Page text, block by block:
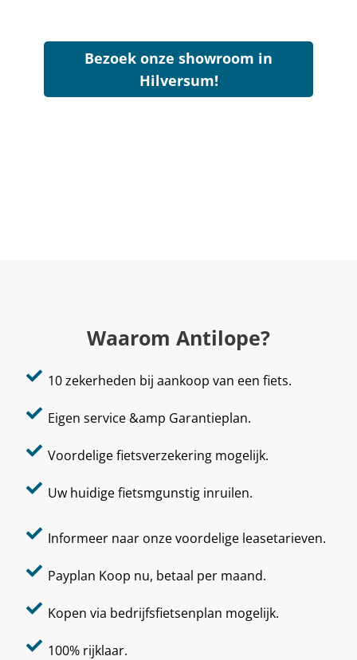
Bezoek onze showroom in
Hilversum!
Waarom Antilope?
10 zekerheden bij aankoop van een fiets.
Eigen service &amp Garantieplan.
Voordelige fietsverzekering mogelijk.
Uw huidige fietsmgunstig inruilen.
Informeer naar onze voordelige leasetarieven.
Payplan Koop nu, betaal per maand.
Kopen via bedrijfsfietsenplan mogelijk.
100% rijklaar.